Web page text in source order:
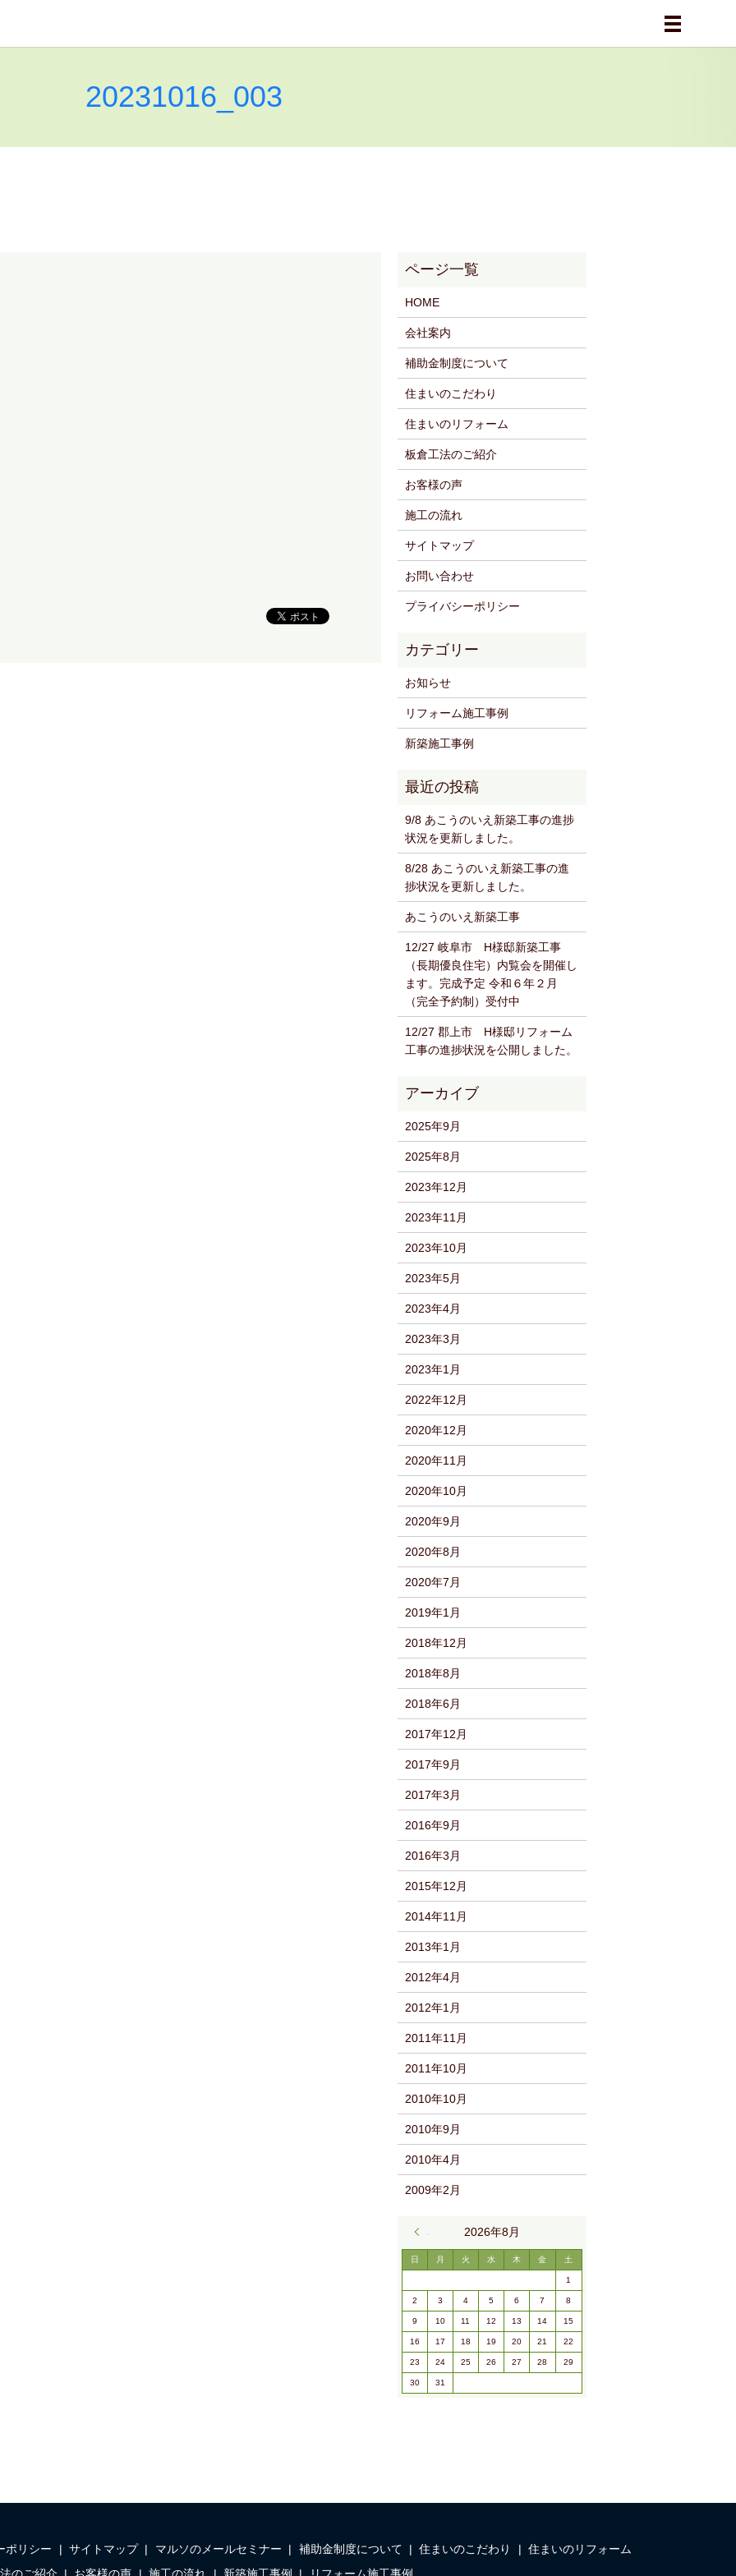
メニュー
20231016_003
HOME
会社案内
補助金制度について
住まいのこだわり
住まいのリフォーム
板倉工法のご紹介
お客様の声
施工の流れ
サイトマップ
お問い合わせ
プライバシーポリシー
お知らせ
リフォーム施工事例
新築施工事例
9/8 あこうのいえ新築工事の進捗
状況を更新しました。
8/28 あこうのいえ新築工事の進
捗状況を更新しました。
あこうのいえ新築工事
12/27 岐阜市 H様邸新築工事
（長期優良住宅）内覧会を開催し
ます。完成予定 令和６年２月
（完全予約制）受付中
12/27 郡上市 H様邸リフォーム
工事の進捗状況を公開しました。
2025年9月
2025年8月
2023年12月
2023年11月
2023年10月
2023年5月
2023年4月
2023年3月
2023年1月
2022年12月
2020年12月
2020年11月
2020年10月
2020年9月
2020年8月
2020年7月
2019年1月
2018年12月
2018年8月
2018年6月
2017年12月
2017年9月
2017年3月
2016年9月
2016年3月
2015年12月
2014年11月
2013年1月
2012年4月
2012年1月
2011年11月
2011年10月
2010年10月
2010年9月
2010年4月
2009年2月
2026年8月
日 月 火 水 木 金 土
1
2 3 4 5 6 7 8
9 10 11 12 13 14 15
16 17 18 19 20 21 22
23 24 25 26 27 28 29
30 31
ポリシー サイトマップ マルソのメールセミナー 補助金制度について 住まいのこだわり
住まいのリフォーム